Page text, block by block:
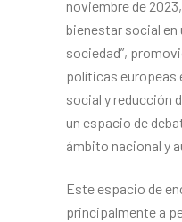
noviembre de
bienestar social en
sociedad”,
políticas europeas
social y reducción
un espacio de
ámbito nacional y
Este espacio de
principalmente a